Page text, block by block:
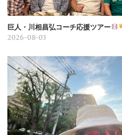
巨人・川相昌弘コーチ応援ツアー
2026-08-03